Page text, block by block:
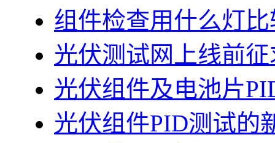
组件检查用什么灯
光伏测试网上线前
光伏组件及电池片
光伏组件PID测试的